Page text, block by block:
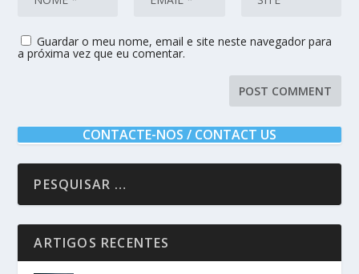
Guardar o meu nome, email e site neste navegador para
a próxima vez que eu comentar.
CONTACTE-NOS / CONTACT US
ARTIGOS RECENTES